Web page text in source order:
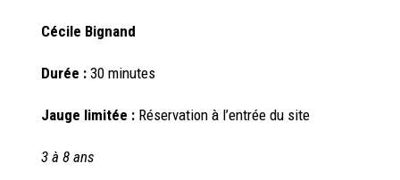
Cécile Bignand
Durée :30 minutes
Jauge limitée : Réservation à l’entrée du site
3 à 8 ans